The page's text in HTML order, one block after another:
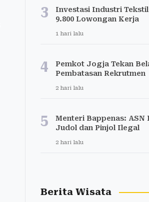
3
Investasi Industri
9.800 Lowongan Kerja
1 hari lalu
4
Pemkot Jogja Tekan
Pembatasan Rekrutmen
2 hari lalu
5
Menteri Bappenas: ASN
Judol dan Pinjol Ilegal
2 hari lalu
Berita Wisata